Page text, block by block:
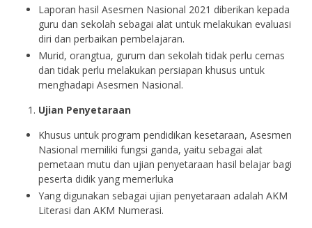
Laporan hasil Asesmen Nasional 2021 diberikan kepada
guru dan sekolah sebagai alat untuk melakukan evaluasi
diri dan perbaikan pembelajaran.
Murid, orangtua, gurum dan sekolah tidak perlu cemas
dan tidak perlu melakukan persiapan khusus untuk
menghadapi Asesmen Nasional.
Ujian Penyetaraan
Khusus untuk program pendidikan kesetaraan, Asesmen
Nasional memiliki fungsi ganda, yaitu sebagai alat
pemetaan mutu dan ujian penyetaraan hasil belajar bagi
peserta didik yang memerluka
Yang digunakan sebagai ujian penyetaraan adalah AKM
Literasi dan AKM Numerasi.